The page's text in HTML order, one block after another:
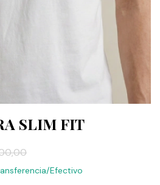
SLIM FIT
Efectivo